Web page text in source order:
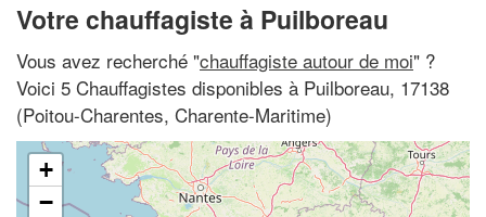
Votre chauffagiste à Puilboreau
Vous avez recherché "chauffagiste autour de moi" ?
Voici 5 Chauffagistes disponibles à Puilboreau, 17138
(Poitou-Charentes, Charente-Maritime)
+
−